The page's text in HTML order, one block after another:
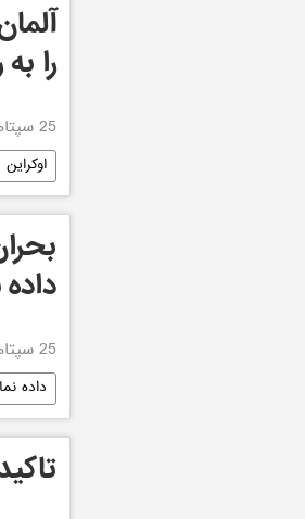
را
25 سپتامبر 2023, 22:40
اوکراین
25 سپتامبر 2023, 22:11
داده